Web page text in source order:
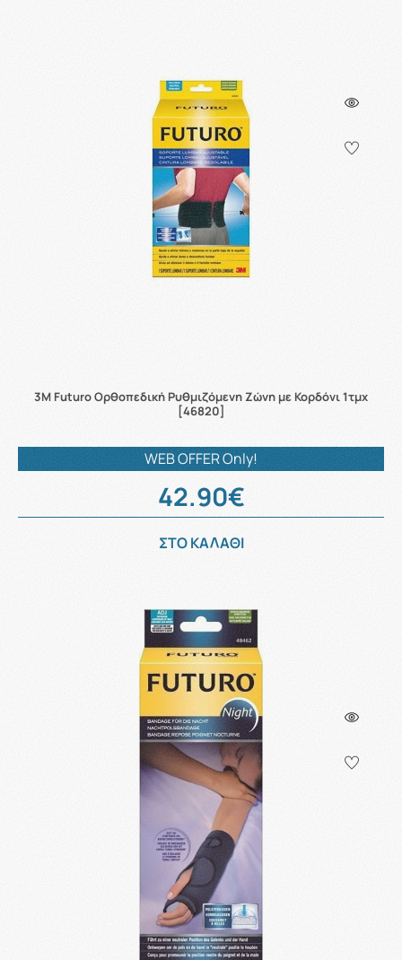
3M Futuro Ορθοπεδική Ρυθμιζόμενη Ζώνη με Κορδόνι 1τμχ
[46820]
WEB OFFER Only!
42.90€
ΣΤΟ ΚΑΛΑΘΙ